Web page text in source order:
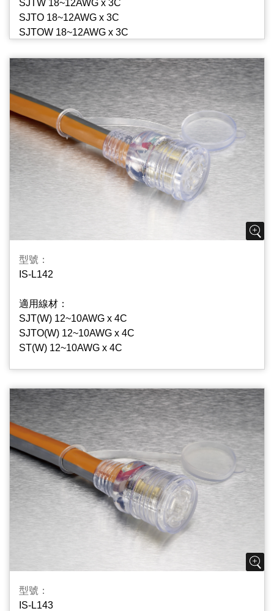
SJTW 18~12AWG x 3C
SJTO 18~12AWG x 3C
SJTOW 18~12AWG x 3C
STW 18~12AWG x 3C
SPT-2 18~14AWG x 3C
型號：
IS-L142
適用線材：
SJT(W) 12~10AWG x 4C
SJTO(W) 12~10AWG x 4C
ST(W) 12~10AWG x 4C
型號：
IS-L143